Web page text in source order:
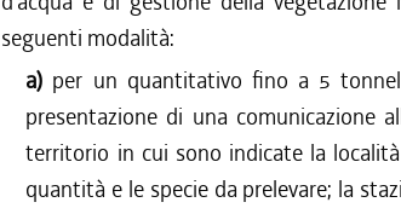
seguenti modalità:
a) per un quantitativo fino a 5
presentazione di una comunicazione
territorio in cui sono indicate la
quantità e le specie da prelevare; la